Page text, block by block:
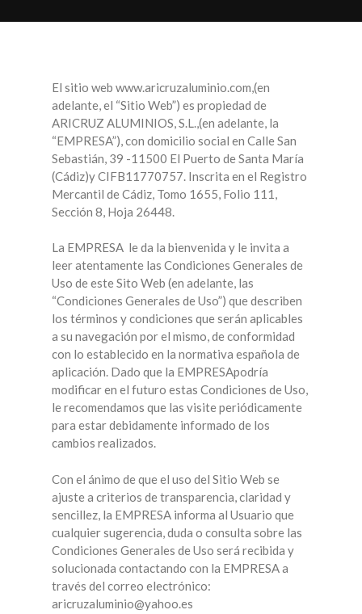
El sitio web www.aricruzaluminio.com,(en
adelante, el “Sitio Web”) es propiedad de
ARICRUZ ALUMINIOS, S.L.,(en adelante, la
“EMPRESA”), con domicilio social en Calle San
Sebastián, 39 -11500 El Puerto de Santa María
(Cádiz)y CIFB11770757. Inscrita en el Registro
Mercantil de Cádiz, Tomo 1655, Folio 111,
Sección 8, Hoja 26448.
La EMPRESA le da la bienvenida y le invita a
leer atentamente las Condiciones Generales de
Uso de este Sito Web (en adelante, las
“Condiciones Generales de Uso”) que describen
los términos y condiciones que serán aplicables
a su navegación por el mismo, de conformidad
con lo establecido en la normativa española de
aplicación. Dado que la EMPRESApodría
modificar en el futuro estas Condiciones de Uso,
le recomendamos que las visite periódicamente
para estar debidamente informado de los
cambios realizados.
Con el ánimo de que el uso del Sitio Web se
ajuste a criterios de transparencia, claridad y
sencillez, la EMPRESA informa al Usuario que
cualquier sugerencia, duda o consulta sobre las
Condiciones Generales de Uso será recibida y
solucionada contactando con la EMPRESA a
través del correo electrónico:
aricruzaluminio@yahoo.es